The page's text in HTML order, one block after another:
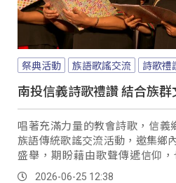
祭典活動 族語歌謠交流 詩歌禮
南投信義詩歌禮讚 結合族
唱著充滿力量的教會詩歌，信義
族語傳統歌謠交流活動，邀集鄉
盛舉，期盼藉由歌聲傳遞信仰，
愛。2026-06-25 12:38